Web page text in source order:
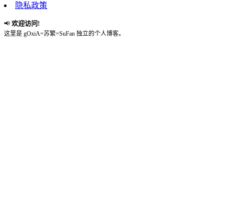
隐私政策
📢 欢迎访问!
这里是 gOxiA=苏繁=SuFan 独立的个人博客。